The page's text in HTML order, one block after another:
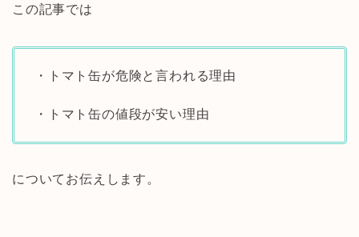
この記事では
・トマト缶が危険と言われる理由
・トマト缶の値段が安い理由
についてお伝えします。